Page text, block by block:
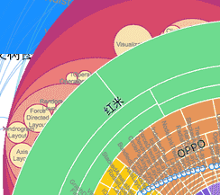
的树形结构图，矩形树图能
树图，矩形树图的树形数据结构